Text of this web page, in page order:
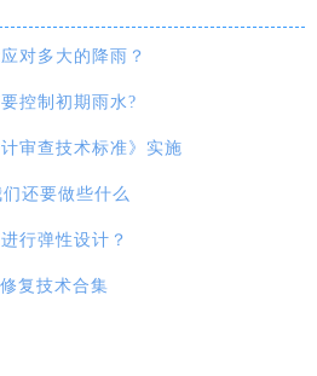
对多大的降雨？
控制初期雨水?
审查技术标准》实施
还要做些什么
行弹性设计？
复技术合集